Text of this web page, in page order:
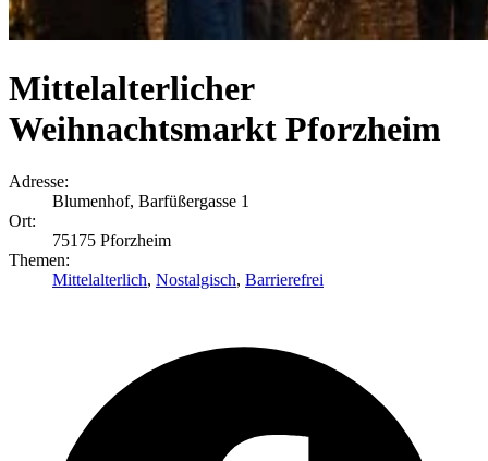
Mittelalterlicher
Weihnachtsmarkt Pforzheim
Adresse:
Blumenhof, Barfüßergasse 1
Ort:
75175 Pforzheim
Themen:
Mittelalterlich, Nostalgisch, Barrierefrei